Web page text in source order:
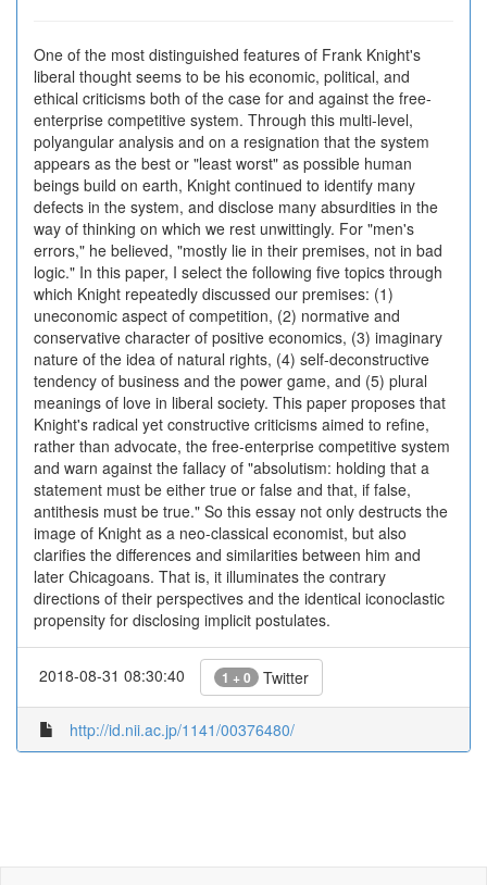
One of the most distinguished features of Frank Knight's
liberal thought seems to be his economic, political, and
ethical criticisms both of the case for and against the free-
enterprise competitive system. Through this multi-level,
polyangular analysis and on a resignation that the system
appears as the best or "least worst" as possible human
beings build on earth, Knight continued to identify many
defects in the system, and disclose many absurdities in the
way of thinking on which we rest unwittingly. For "men's
errors," he believed, "mostly lie in their premises, not in bad
logic." In this paper, I select the following five topics through
which Knight repeatedly discussed our premises: (1)
uneconomic aspect of competition, (2) normative and
conservative character of positive economics, (3) imaginary
nature of the idea of natural rights, (4) self-deconstructive
tendency of business and the power game, and (5) plural
meanings of love in liberal society. This paper proposes that
Knight's radical yet constructive criticisms aimed to refine,
rather than advocate, the free-enterprise competitive system
and warn against the fallacy of "absolutism: holding that a
statement must be either true or false and that, if false,
antithesis must be true." So this essay not only destructs the
image of Knight as a neo-classical economist, but also
clarifies the differences and similarities between him and
later Chicagoans. That is, it illuminates the contrary
directions of their perspectives and the identical iconoclastic
propensity for disclosing implicit postulates.
2018-08-31 08:30:40 1 + 0 Twitter
http://id.nii.ac.jp/1141/00376480/